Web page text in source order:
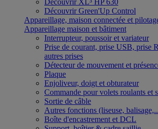
Découvrir XL³ HP 630
Découvrir Green'Up Control
Appareillage, maison connectée et
Appareillage maison et bâtiment
Interrupteur, poussoir et variateur
Prise de courant, prise USB, prise
autres prises
Détecteur de mouvement et
Plaque
Enjoliveur, doigt et obturateur
Commande pour volets roulants et
Sortie de câble
Autres fonctions (liseuse,
Boîte d'encastrement et DCL